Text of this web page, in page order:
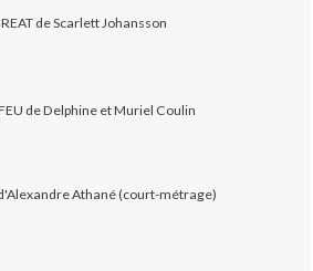
de Scarlett Johansson
FEU de Delphine et Muriel Coulin
Athané (court-métrage)